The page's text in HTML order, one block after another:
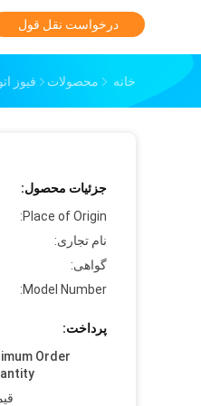
درخواست نقل قول
خانه محصولات فیوز
جزئیات محصول:
Place of Origin:
نام تجاری:
گواهی:
Model Number:
پرداخت:
Order